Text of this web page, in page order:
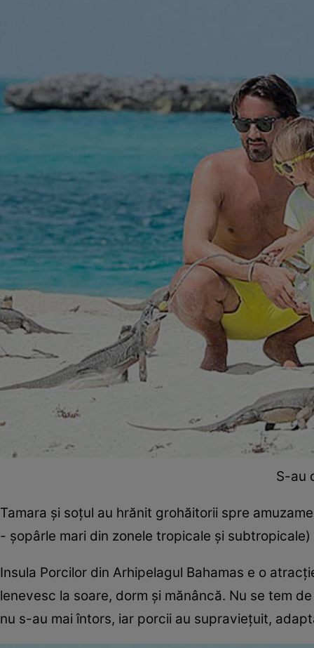
S-au
Tamara şi soţul au hrănit grohăitorii spre
- şopârle mari din zonele tropicale şi
Insula Porcilor din Arhipelagul Bahamas e o
lenevesc la soare, dorm şi mănâncă. Nu se tem
nu s-au mai întors, iar porcii au supravieţuit,